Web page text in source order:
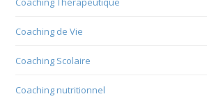
Coaching de Vie
Coaching Scolaire
Coaching nutritionnel